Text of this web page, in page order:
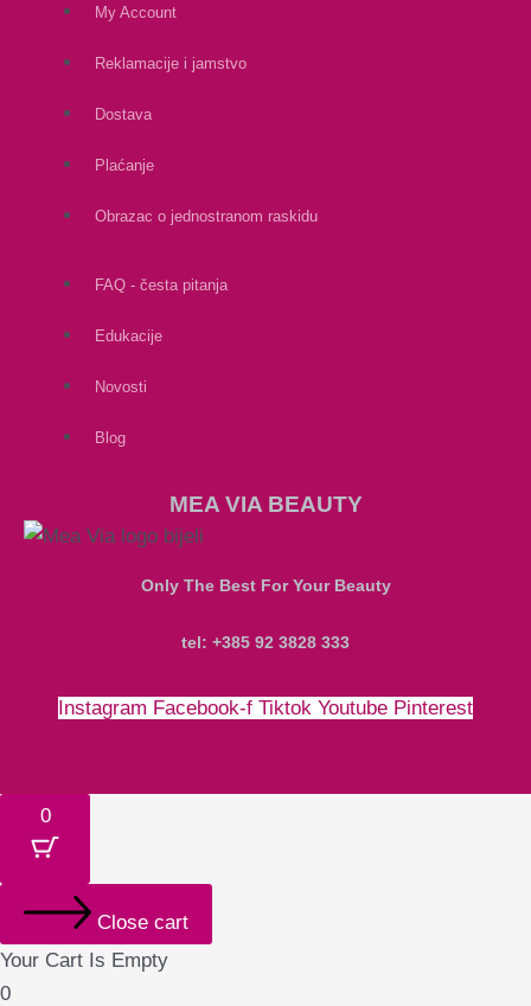
My Account
Reklamacije i jamstvo
Dostava
Plaćanje
Obrazac o jednostranom raskidu
FAQ - česta pitanja
Edukacije
Novosti
Blog
MEA VIA BEAUTY
Only The Best For Your Beauty
tel: +385 92 3828 333
Instagram Facebook-f Tiktok Youtube Pinterest
0
Close cart
Your Cart Is Empty
0